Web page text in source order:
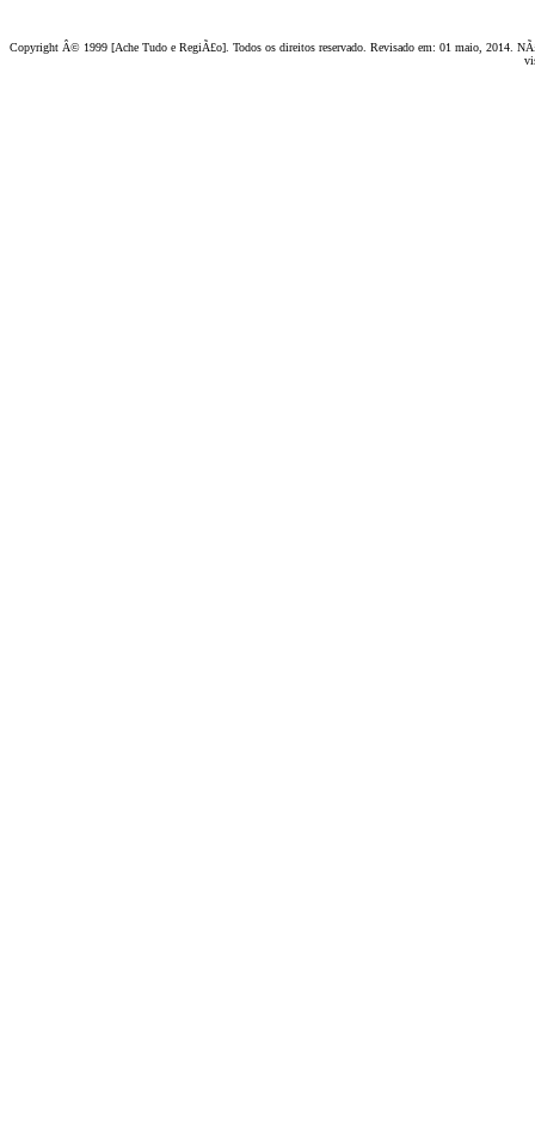
Copyright Â© 1999 [Ache Tudo e RegiÃ£o]. Todos os direitos reservado. Revisado em: 01 maio, 2014.